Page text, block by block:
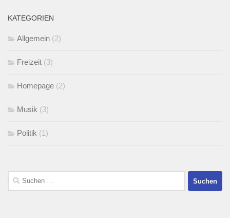
KATEGORIEN
Allgemein (2)
Freizeit (3)
Homepage (2)
Musik (3)
Politik (1)
Suchen
nach: